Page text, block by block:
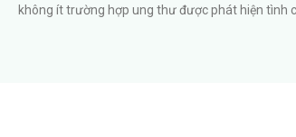
không ít trường hợp ung thư được phát hiện tình